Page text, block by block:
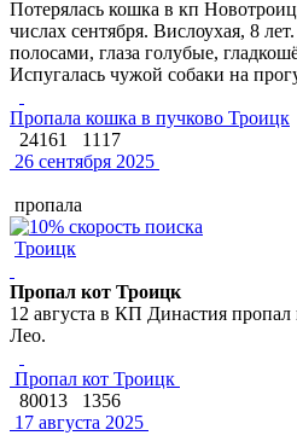
Потерялась кошка в кп
числах сентября. Вислоухая, 8
полосами, глаза голубые,
Испугалась чужой собаки на
Пропала кошка в пучково Троицк
24161
1117
26 сентября 2025
пропала
Троицк
Пропал кот Троицк
12 августа в КП Династия пропал
Лео.
Пропал кот Троицк
80013
1356
17 августа 2025